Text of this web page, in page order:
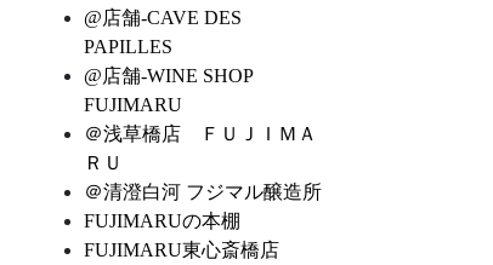
@店舗-CAVE DES
PAPILLES
@店舗-WINE SHOP
FUJIMARU
＠浅草橋店 ＦＵＪＩＭＡ
ＲＵ
＠清澄白河 フジマル醸造所
FUJIMARUの本棚
FUJIMARU東心斎橋店